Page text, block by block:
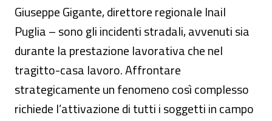
Giuseppe Gigante, direttore regionale Inail
Puglia – sono gli incidenti stradali, avvenuti sia
durante la prestazione lavorativa che nel
tragitto-casa lavoro. Affrontare
strategicamente un fenomeno così complesso
richiede l’attivazione di tutti i soggetti in campo